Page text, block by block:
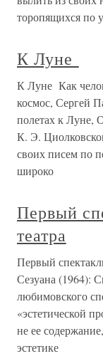
торопящихся по
К Луне
К Луне Как
космос, Сергей
полетах к Луне,
К. Э.
своих писем по
широко
Первый
театра
Первый
Сезуана (1964):
любимовского
«эстетической
не ее
эстетике